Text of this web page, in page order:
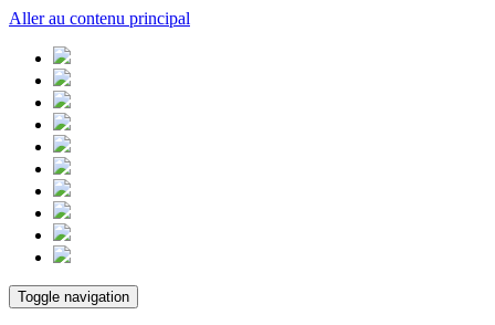
Aller au contenu principal
Toggle navigation